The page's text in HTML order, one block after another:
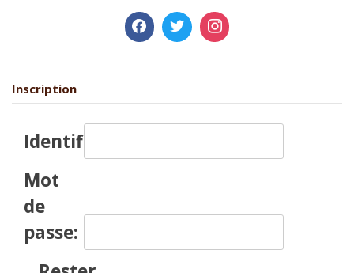
Inscription
Identifiant:
Mot
de
passe: